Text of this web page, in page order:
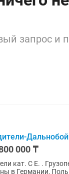
запрос и
000 ₸
кат. С Е. .
в Германии,